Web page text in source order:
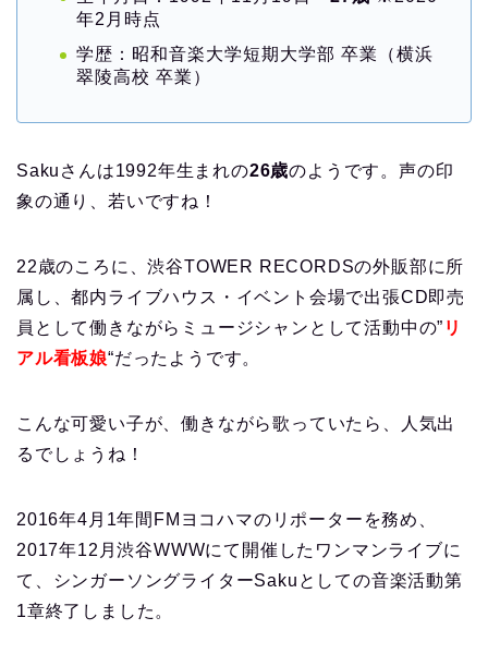
年2月時点
学歴：昭和音楽大学短期大学部 卒業（横浜
翠陵高校 卒業）
Sakuさんは1992年生まれの26歳のようです。声の印
象の通り、若いですね！
22歳のころに、渋谷TOWER RECORDSの外販部に所
属し、都内ライブハウス・イベント会場で出張CD即売
員として働きながらミュージシャンとして活動中の” リ
アル看板娘“だったようです。
こんな可愛い子が、働きながら歌っていたら、人気出
るでしょうね！
2016年4月1年間FMヨコハマのリポーターを務め、
2017年12月渋谷WWWにて開催したワンマンライブに
て、シンガーソングライターSakuとしての音楽活動第
1章終了しました。